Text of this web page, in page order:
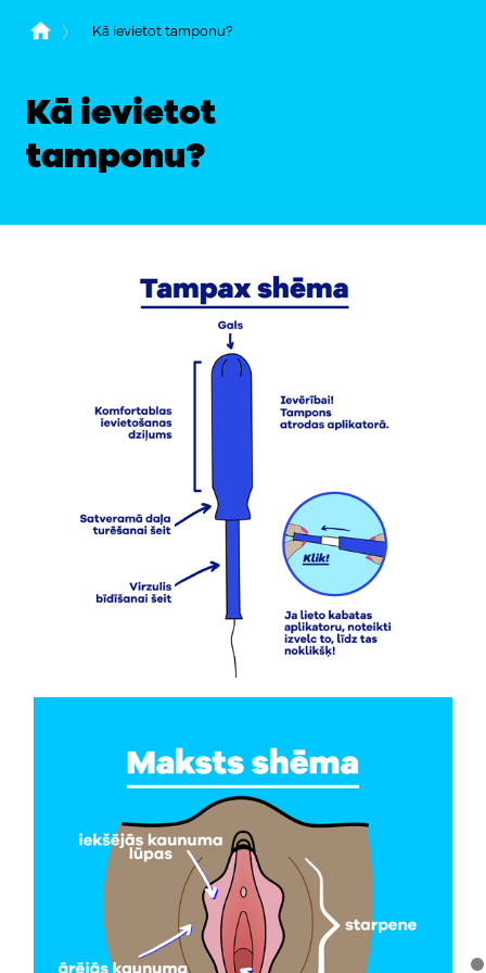
Kā ievietot tamponu?
Kā ievietot
tamponu?